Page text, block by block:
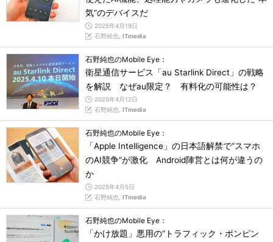
気”のデバイスだ
2025年4月19日
石野純也, ITmedia
石野純也のMobile Eye：
衛星通信サービス「au Starlink Direct」の戦略
を解説 なぜau限定？ 有料化の可能性は？
2025年4月12日
石野純也, ITmedia
石野純也のMobile Eye：
「Apple Intelligence」の日本語解禁で“スマホ
のAI競争”が激化 Android陣営とは何が違うの
か
2025年4月5日
石野純也, ITmedia
石野純也のMobile Eye：
「かけ放題」悪用の“トラフィック・ポンピン